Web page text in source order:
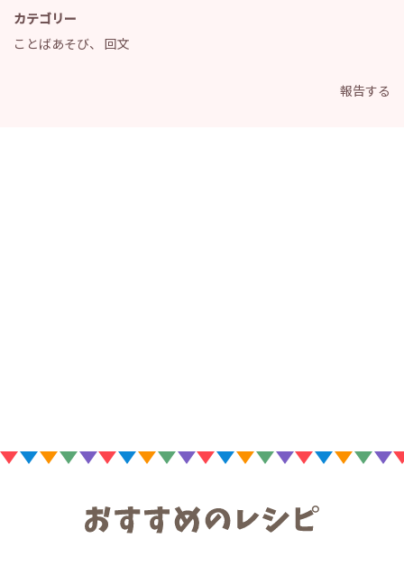
カテゴリー
ことばあそび、 回文
報告する